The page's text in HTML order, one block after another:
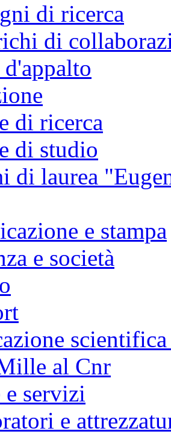
di ricerca
di
d'appalto
di ricerca
di studio
di laurea
e stampa
e società
al Cnr
e servizi
e